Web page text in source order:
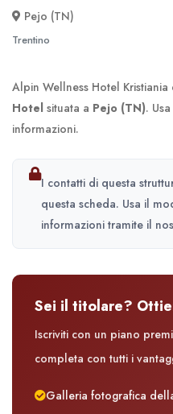
Pejo (TN)
Trentino
Alpin Wellness Hotel
Hotel situata a Pejo (TN).
informazioni.
I contatti di questa
questa scheda. Usa il
informazioni tramite il
Sei il titolare?
Iscriviti con un piano
completa con tutti i
Galleria fotografica